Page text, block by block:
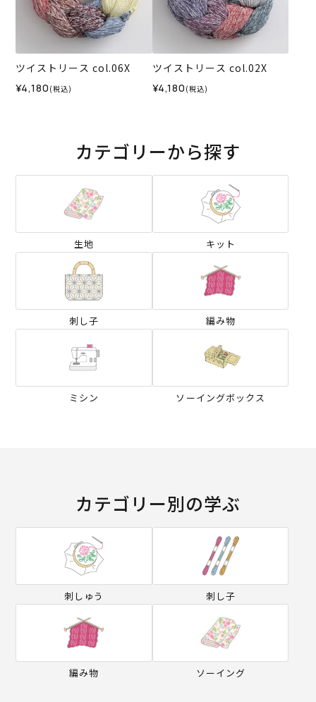
ツイストリース col.06X
¥4,180 (税込)
ツイストリース col.02X
¥4,180 (税込)
カテゴリーから探す
生地 キット
刺し子 編み物
ミシン ソーイングボックス
カテゴリー別の学ぶ
刺しゅう 刺し子
編み物 ソーイング